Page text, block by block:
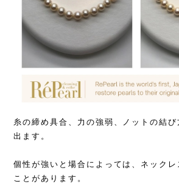
糸の締め具合、力の強弱、ノットの結
出ます。
個性が強いと場合によっては、ネック
ことがあります。